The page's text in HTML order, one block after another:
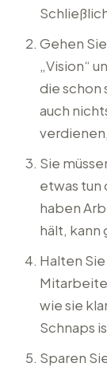
Gehen
„Vision“
die schon
auch
Sie
etwas
haben
hält, kann
Halten
wie sie
Schnaps
Sparen